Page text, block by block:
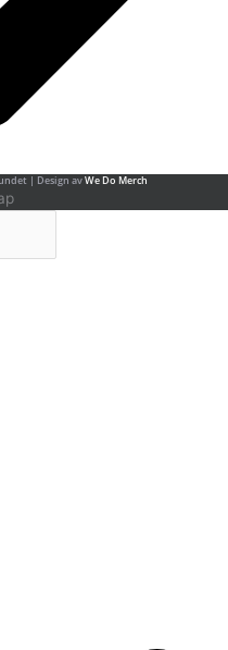
| Design avWe Do Merch